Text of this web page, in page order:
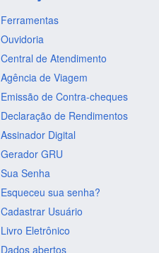
Ferramentas
Ouvidoria
Central de Atendimento
Agência de Viagem
Emissão de Contra-cheques
Declaração de Rendimentos
Assinador Digital
Gerador GRU
Sua Senha
Esqueceu sua senha?
Cadastrar Usuário
Livro Eletrônico
Dados abertos